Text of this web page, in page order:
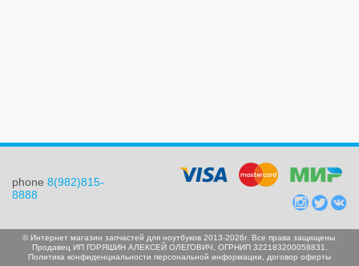
phone 8(982)815-
8888
© Интернет магазин запчастей для ноутбуков 2013-2026г. Все права защищены.
Продавец ИП ГОРЯШИН АЛЕКСЕЙ ОЛЕГОВИЧ, ОГРНИП 322183200058831.
Политика конфиденциальности персональной информации
договор оферты